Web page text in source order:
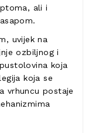
ali i
uvijek na
ozbiljnog i
koja
koja se
vrhuncu postaje